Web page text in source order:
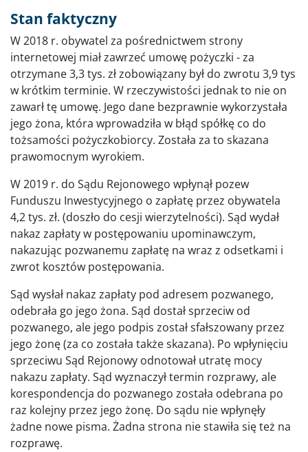
Stan faktyczny
W 2018 r. obywatel za pośrednictwem strony
internetowej miał zawrzeć umowę pożyczki - za
otrzymane 3,3 tys. zł zobowiązany był do zwrotu 3,9 tys
w krótkim terminie. W rzeczywistości jednak to nie on
zawarł tę umowę. Jego dane bezprawnie wykorzystała
jego żona, która wprowadziła w błąd spółkę co do
tożsamości pożyczkobiorcy. Została za to skazana
prawomocnym wyrokiem.
W 2019 r. do Sądu Rejonowego wpłynął pozew
Funduszu Inwestycyjnego o zapłatę przez obywatela
4,2 tys. zł. (doszło do cesji wierzytelności). Sąd wydał
nakaz zapłaty w postępowaniu upominawczym,
nakazując pozwanemu zapłatę na wraz z odsetkami i
zwrot kosztów postępowania.
Sąd wysłał nakaz zapłaty pod adresem pozwanego,
odebrała go jego żona. Sąd dostał sprzeciw od
pozwanego, ale jego podpis został sfałszowany przez
jego żonę (za co została także skazana). Po wpłynięciu
sprzeciwu Sąd Rejonowy odnotował utratę mocy
nakazu zapłaty. Sąd wyznaczył termin rozprawy, ale
korespondencja do pozwanego została odebrana po
raz kolejny przez jego żonę. Do sądu nie wpłynęły
żadne nowe pisma. Żadna strona nie stawiła się też na
rozprawę.